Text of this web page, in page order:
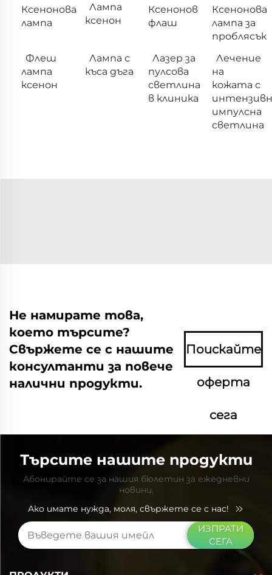
Ксенонова
лампа
Лампа
ксенон
Ксенонов
флаш
Ксенонова
лампа за
проблясък
Флеш
лампа
ксенон
Лампа с
къса дъга
Лазер за
пулсова
светлина
в клиника
Лечение
на
кожата с
импулсна
светлина
Не намирате това,
което търсите?
Свържете се с нашите
консултанти за повече
налични продукти.
Поискайте
оферта
сега
Търсите нашите продукти
Абонирайте се за нашия бюлетин за ежедневни
новини.
Ако имате нужда, моля, свържете се с нас!
ИЗПРАТИ
СЕГА